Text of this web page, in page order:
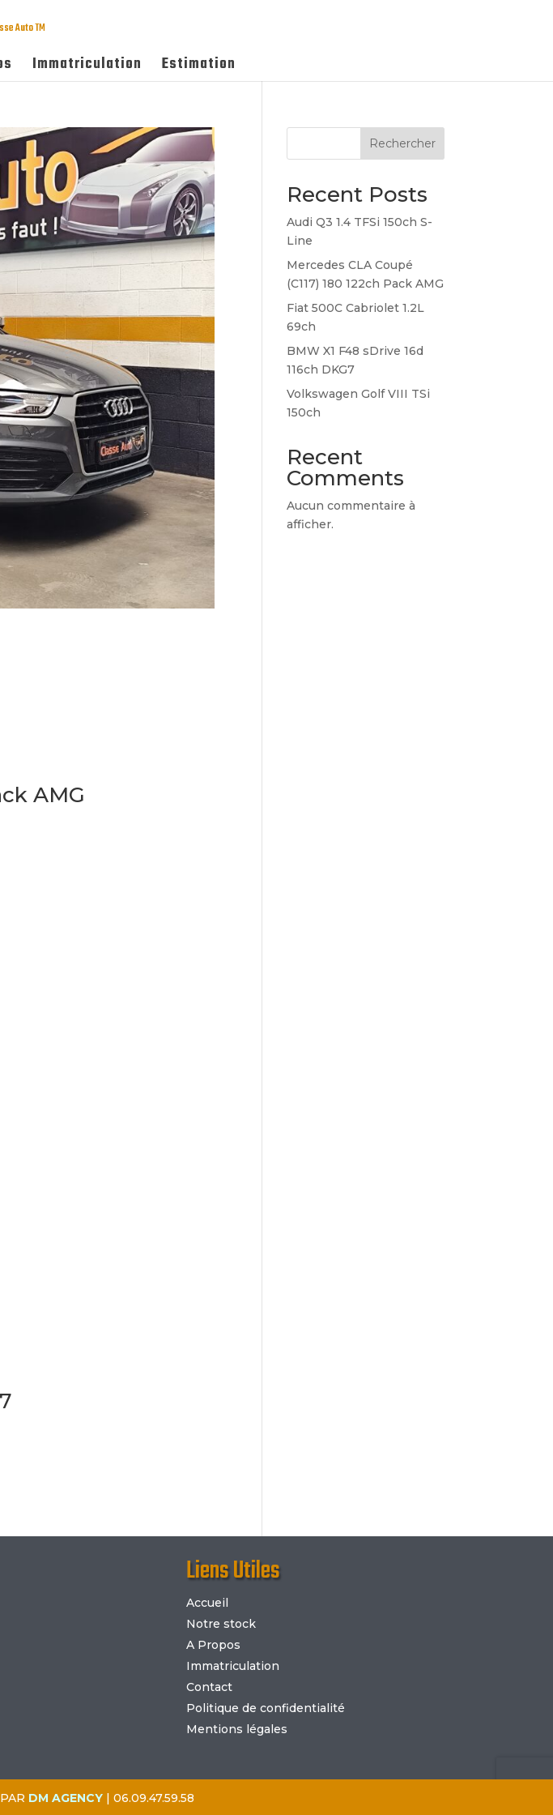
Immatriculation Estimation
AMG
Rechercher
Recent Posts
Audi Q3 1.4 TFSi 150ch S-
Line
Mercedes CLA Coupé
(C117) 180 122ch Pack AMG
Fiat 500C Cabriolet 1.2L
69ch
BMW X1 F48 sDrive 16d
116ch DKG7
Volkswagen Golf VIII TSi
150ch
Recent
Comments
Aucun commentaire à
afficher.
Liens Utiles
Accueil
Notre stock
A Propos
Immatriculation
Contact
Politique de confidentialité
Mentions légales
DM AGENCY | 06.09.47.59.58